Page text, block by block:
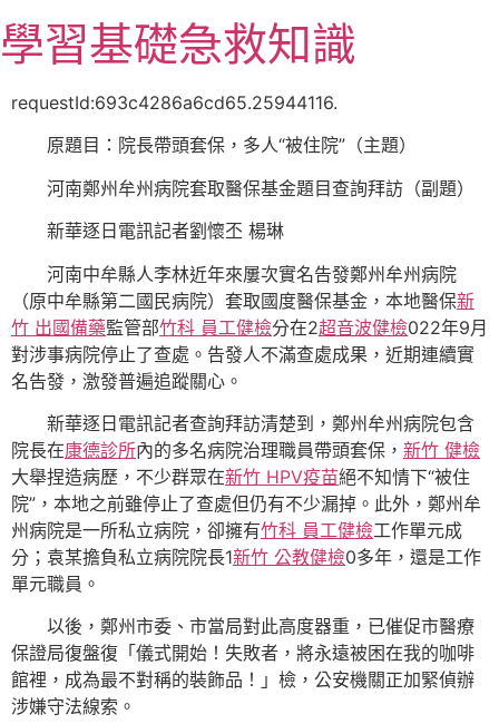
至
主
學習基礎急救知識
requestId:693c4286a6cd65.25944116.
原題目：院長帶頭套保，多人“被住院”（主題）
河南鄭州牟州病院套取醫保基金題目查詢拜訪（副題）
新華逐日電訊記者劉懷丕 楊琳
河南中牟縣人李林近年來屢次實名告發鄭州牟州病院
（原中牟縣第二國民病院）套取國度醫保基金，本地醫保新
竹 出國備藥監管部竹科 員工健檢分在2超音波健檢022年9月
對涉事病院停止了查處。告發人不滿查處成果，近期連續實
名告發，激發普遍追蹤關心。
新華逐日電訊記者查詢拜訪清楚到，鄭州牟州病院包含
院長在康德診所內的多名病院治理職員帶頭套保， 新竹 健檢
大舉捏造病歷，不少群眾在新竹 HPV疫苗絕不知情下“被住
院”，本地之前雖停止了查處但仍有不少漏掉。此外，鄭州牟
州病院是一所私立病院，卻擁有竹科 員工健檢工作單元成
分；袁某擔負私立病院院長1新竹 公教健檢0多年，還是工作
單元職員。
以後，鄭州市委、市當局對此高度器重，已催促市醫療
保證局復盤復「儀式開始！失敗者，將永遠被困在我的咖啡
館裡，成為最不對稱的裝飾品！」檢，公安機關正加緊偵辦
涉嫌守法線索。